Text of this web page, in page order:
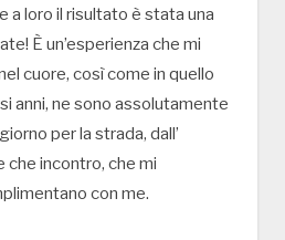
a loro il risultato è stata una
È un’esperienza che mi
cuore, così come in quello
anni, ne sono assolutamente
per la strada, dall’
incontro, che mi
con me.